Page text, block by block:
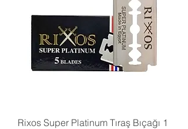
Rixos Super Platinum Tıraş Bıçağı 1